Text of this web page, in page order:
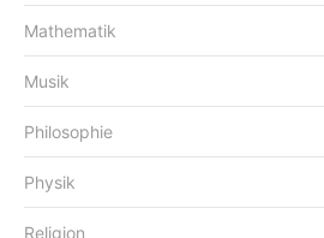
Mathematik
Musik
Philosophie
Physik
Religion